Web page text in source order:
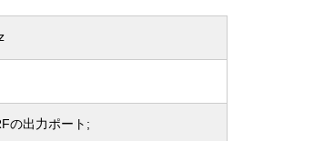
の出力ポート;